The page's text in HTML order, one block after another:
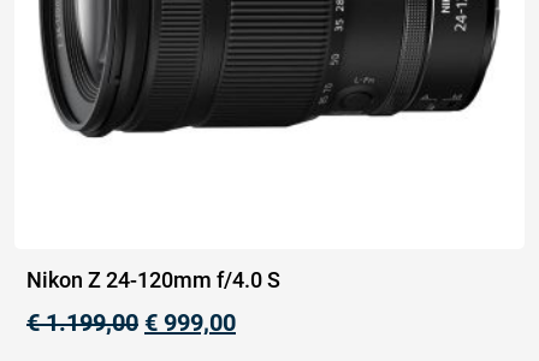
Nikon Z 24-120mm f/4.0 S
€1.199,00 € 999,00